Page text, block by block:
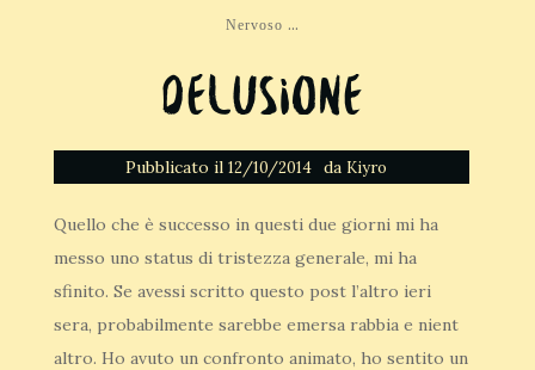
Nervoso ...
Delusione
Pubblicato il 12/10/2014 da Kiyro
Quello che è successo in questi due giorni mi ha
messo uno status di tristezza generale, mi ha
sfinito. Se avessi scritto questo post l’altro ieri
sera, probabilmente sarebbe emersa rabbia e nient
altro. Ho avuto un confronto animato, ho sentito un